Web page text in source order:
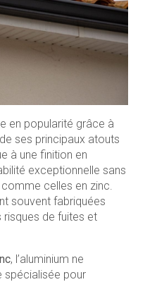
en popularité grâce à
ses principaux atouts
à une finition en
exceptionnelle sans
celles en zinc.
souvent fabriquées
risques de fuites et
, l’aluminium ne
spécialisée pour